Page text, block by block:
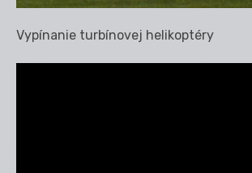
Vypínanie turbínovej helikoptéry